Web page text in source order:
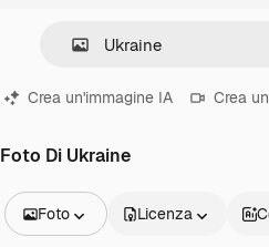
Crea un'immagine IA Crea
Foto Di Ukraine
Foto Licenza